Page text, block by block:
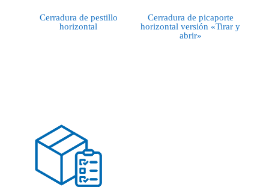
Cerradura de pestillo
horizontal
Cerradura de picaporte
horizontal versión «Tirar y
abrir»